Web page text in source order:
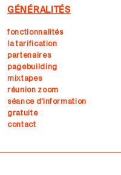
GÉNÉRALITÉS
fonctionnalités
la tarification
partenaires
pagebuilding
mixtapes
réunion zoom
séance d'information
gratuite
contact